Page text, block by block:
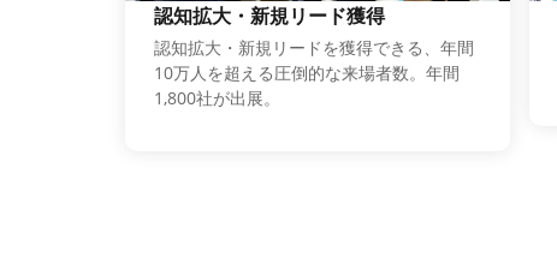
認知拡大・新規リード獲得
認知拡大・新規リードを獲得できる、年間
10万人を超える圧倒的な来場者数。年間
1,800社が出展。